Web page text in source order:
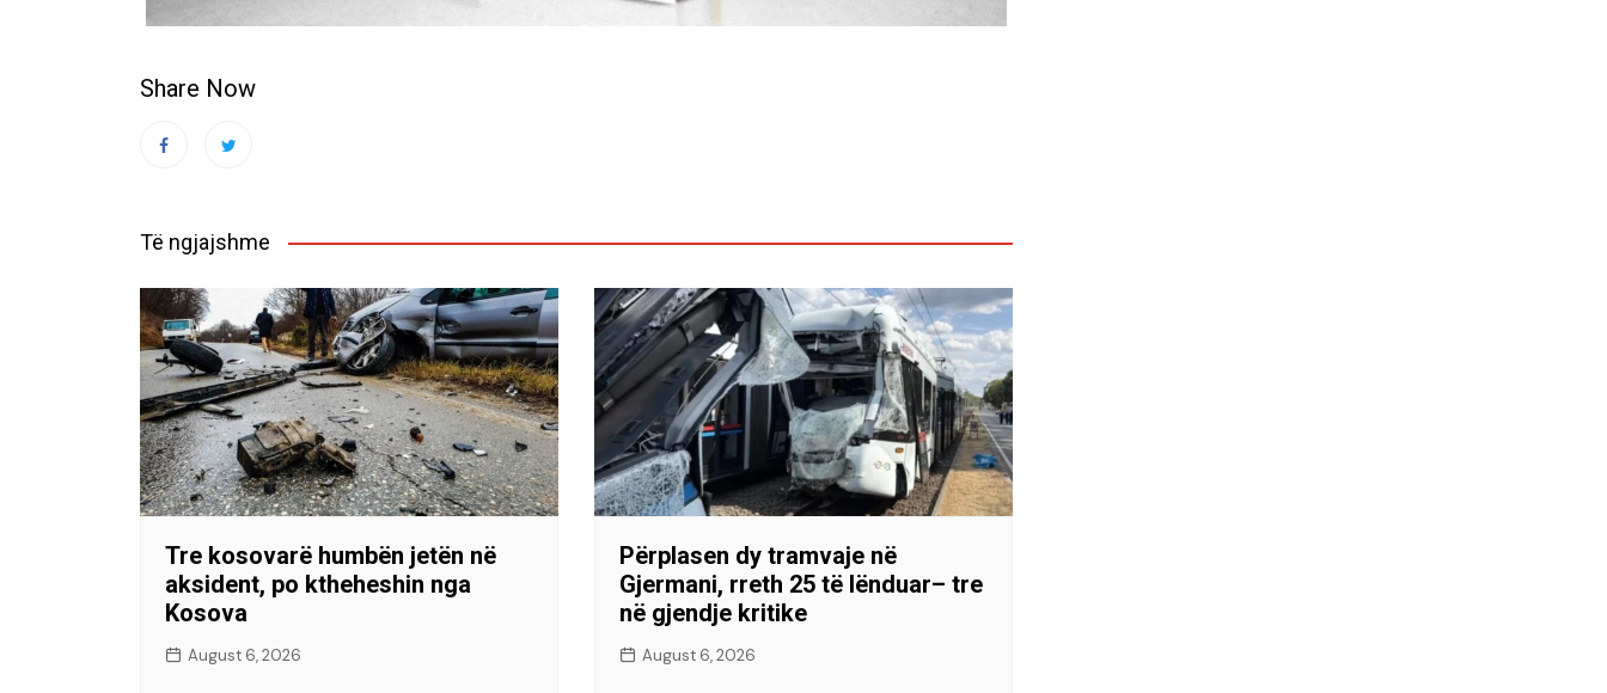
Share Now
Të ngjajshme
Tre kosovarë humbën jetën në
aksident, po ktheheshin nga
Kosova
August 6, 2026
Përplasen dy tramvaje në
Gjermani, rreth 25 të lënduar– tre
në gjendje kritike
August 6, 2026